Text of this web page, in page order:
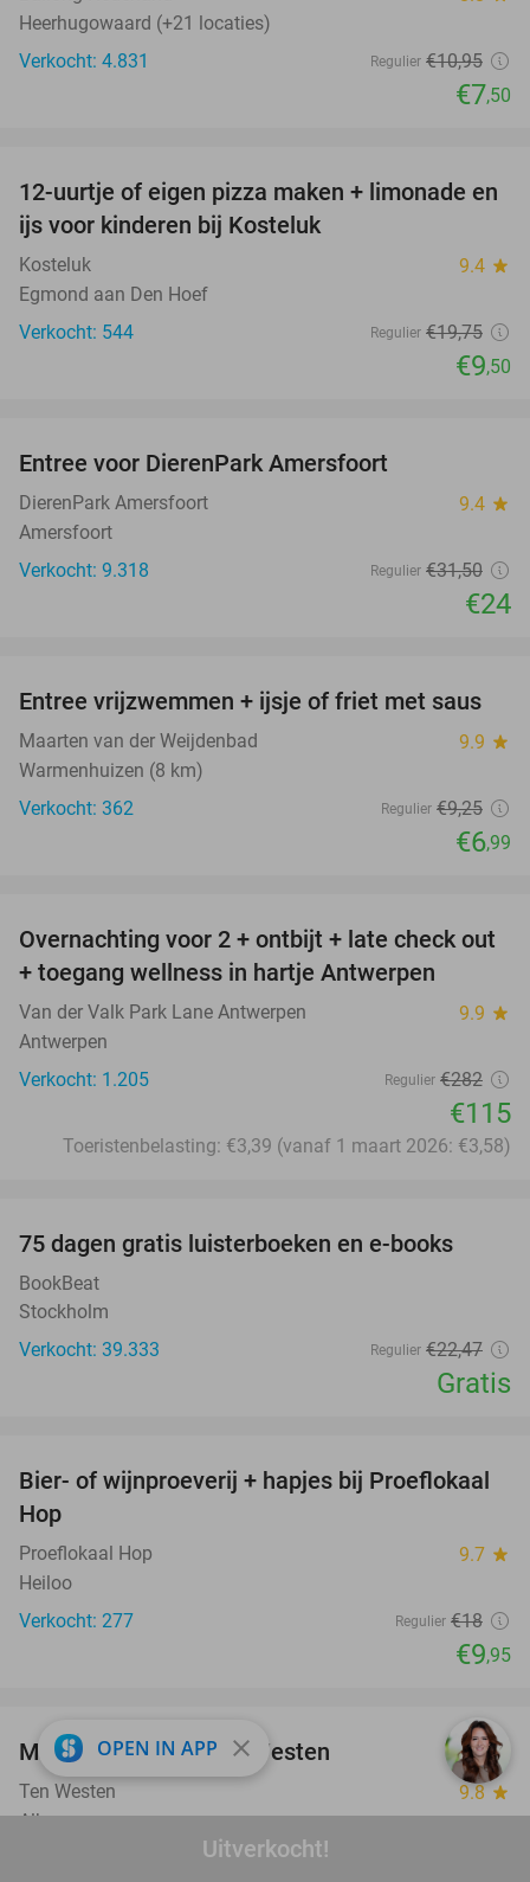
Uitverkocht!
Heerhugowaard (+21 locaties)
Verkocht: 4.831
Regulier €10,95
€7,50
52%
12-uurtje of eigen pizza maken + limonade en
ijs voor kinderen bij Kosteluk
Kosteluk 9.4 star
Egmond aan Den Hoef
Verkocht: 544
Regulier €19,75
€9,50
Entree voor DierenPark Amersfoort
DierenPark Amersfoort 9.4 star
Amersfoort
Verkocht: 9.318
Regulier €31,50
€24
24%
Entree vrijzwemmen + ijsje of friet met saus
Maarten van der Weijdenbad 9.9 star
Warmenhuizen (8 km)
Verkocht: 362
Regulier €9,25
€6,99
59%
Overnachting voor 2 + ontbijt + late check out
+ toegang wellness in hartje Antwerpen
Van der Valk Park Lane Antwerpen 9.9 star
Antwerpen
Verkocht: 1.205
Regulier €282
€115
Toeristenbelasting: €3,39 (vanaf 1 maart 2026: €3,58)
75 dagen gratis luisterboeken en e-books
BookBeat
Stockholm
Verkocht: 39.333
Regulier €22,47
Gratis
45%
Bier- of wijnproeverij + hapjes bij Proeflokaal
Hop
Proeflokaal Hop 9.7 star
Heiloo
Verkocht: 277
Regulier €18
€9,95
34%
Mimosa-lunch bij Ten Westen
Ten Westen 9.8 star
Alkmaar
OPEN IN APP close